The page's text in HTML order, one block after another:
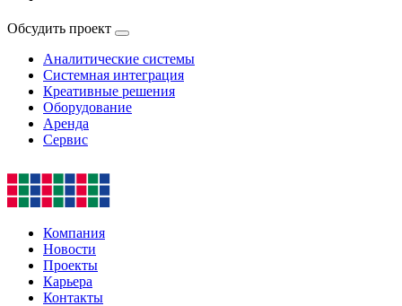
Обсудить проект
Аналитические системы
Системная интеграция
Креативные решения
Оборудование
Аренда
Сервис
Компания
Новости
Проекты
Карьера
Контакты